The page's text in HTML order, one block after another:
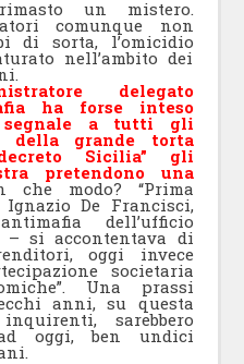
un mistero.
comunque non
di sorta, l’omicidio
nell’ambito dei
delegato
ha forse inteso
segnale a tutti gli
della grande torta
Sicilia” gli
pretendono una
che modo? “Prima
De Francisci,
dell’ufficio
– si accontentava di
oggi invece
societaria
Una prassi
anni, su questa
sarebbero
oggi, ben undici